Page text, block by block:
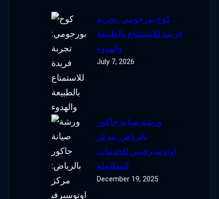
كوخ بورجومي: تجربة
فريدة للاستمتاع بالطبيعة
والهدوء
July 7, 2026
ورشة صيانة جاكور
بالرياض: مركز
اوتوسيرفيس للخدمات
المتكاملة
December 19, 2025